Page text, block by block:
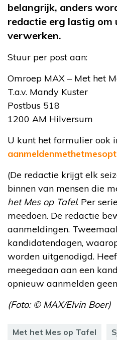
belangrijk, anders
redactie erg lastig om
verwerken.
Stuur per post aan:
Omroep MAX – Met het
T.a.v. Mandy Kuster
Postbus 518
1200 AM Hilversum
U kunt het formulier ook
(De redactie krijgt elk
binnen van mensen die
het Mes op Tafel. Per
meedoen. De redactie
aanmeldingen.
kandidatendagen,
worden uitgenodigd.
meegedaan aan een
opnieuw aanmelden
(Foto: © MAX/Elvin Boer)
Met het Mes op Tafel